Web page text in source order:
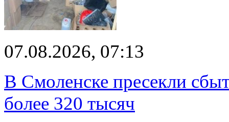
07.08.2026, 07:13
В Смоленске пресекли
более 320 тысяч